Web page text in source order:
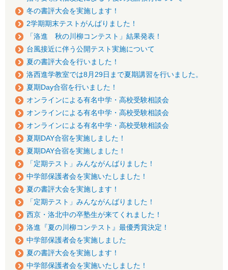
冬の書評大会を実施します！
2学期期末テストがんばりました！
「洛進 秋の川柳コンテスト」結果発表！
台風接近に伴う公開テスト実施について
夏の書評大会を行いました！
洛西進学教室では8月29日まで夏期講習を行いました。
夏期Day合宿を行いました！
オンラインによる有名中学・高校受験相談会
オンラインによる有名中学・高校受験相談会
オンラインによる有名中学・高校受験相談会
夏期DAY合宿を実施しました！
夏期DAY合宿を実施しました！
「定期テスト」みんながんばりました！
中学部保護者会を実施いたしました！
夏の書評大会を実施します！
「定期テスト」みんながんばりました！
西京・洛北中の卒塾生が来てくれました！
洛進『夏の川柳コンテスト』最優秀賞決定！
中学部保護者会を実施しました
夏の書評大会を実施します！
中学部保護者会を実施いたしました！